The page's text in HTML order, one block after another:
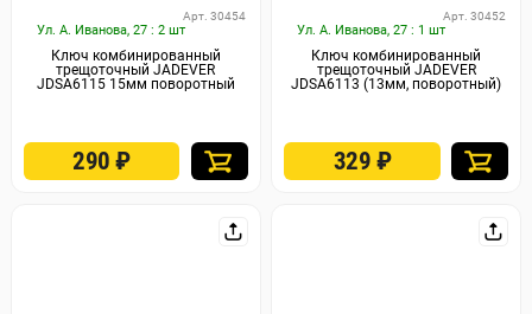
Ул. А. Иванова, 27 : 2 шт
Арт. 30454
Ключ комбинированный
трещоточный JADEVER
JDSA6115 15мм поворотный
290₽
Ул. А. Иванова, 27 : 1 шт
Арт. 30452
Ключ комбинированный
трещоточный JADEVER
JDSA6113 (13мм, поворотный)
329 ₽